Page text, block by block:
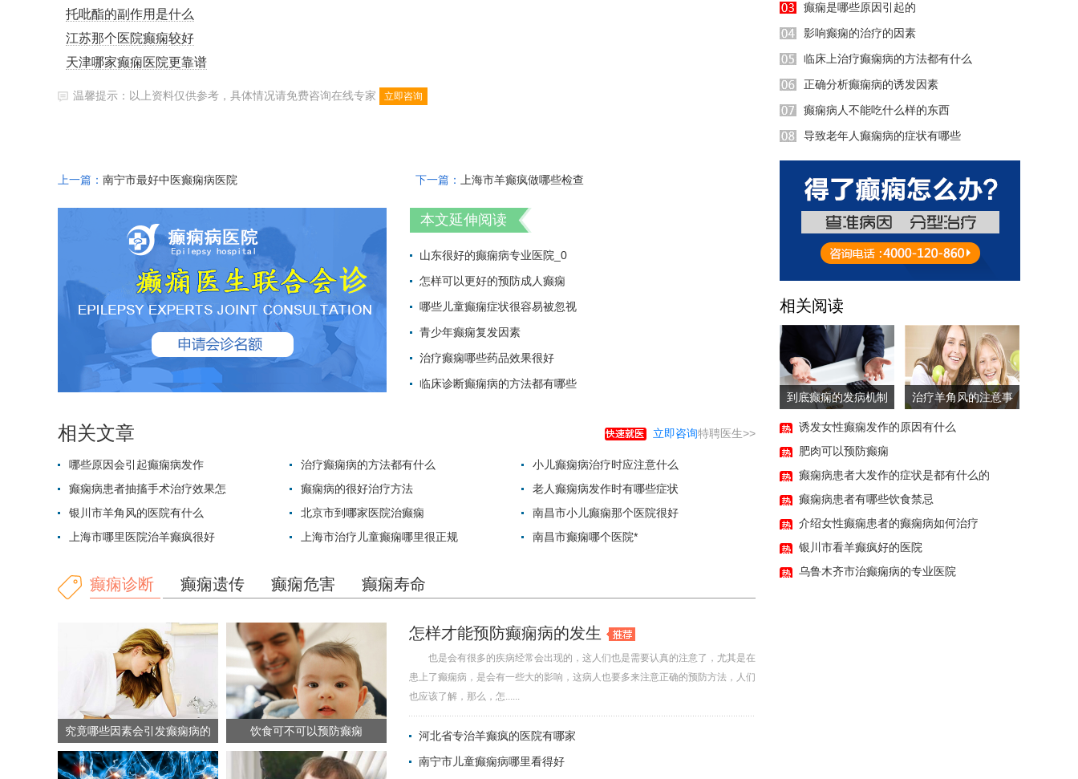
托吡酯的副作用是什么
江苏那个医院癫痫较好
天津哪家癫痫医院更靠谱
温馨提示：以上资料仅供参考，具体情况请免费咨询在线专家 立即咨询
上一篇： 南宁市最好中医癫痫病医院 下一篇： 上海市羊癫疯做哪些检查
本文延伸阅读
山东很好的癫痫病专业医院_0
怎样可以更好的预防成人癫痫
哪些儿童癫痫症状很容易被忽视
青少年癫痫复发因素
治疗癫痫哪些药品效果很好
临床诊断癫痫病的方法都有哪些
相关文章 立即咨询特聘医生>>
哪些原因会引起癫痫病发作 治疗癫痫病的方法都有什么
小儿癫痫病治疗时应注意什么
癫痫病患者抽搐手术治疗效果怎
癫痫病的很好治疗方法
老人癫痫病发作时有哪些症状
银川市羊角风的医院有什么
北京市到哪家医院治癫痫
南昌市小儿癫痫那个医院很好
上海市哪里医院治羊癫疯很好
上海市治疗儿童癫痫哪里很正规 南昌市癫痫哪个医院*
癫痫诊断 癫痫遗传 癫痫危害 癫痫寿命
究竟哪些因素会引发癫痫病的
发
饮食可不可以预防癫痫
怎样才能预防癫痫病的发生
也是会有很多的疾病经常会出现的，这人们也是需要认真的注意了，尤其是在
患上了癫痫病，是会有一些大的影响，这病人也要多来注意正确的预防方法，人们
也应该了解，那么，怎......
河北省专治羊癫疯的医院有哪家
南宁市儿童癫痫病哪里看得好
癫痫是哪些原因引起的
影响癫痫的治疗的因素
临床上治疗癫痫病的方法都有什么
正确分析癫痫病的诱发因素
癫痫病人不能吃什么样的东西
导致老年人癫痫病的症状有哪些
相关阅读
到底癫痫的发病机制
治疗羊角风的注意事
诱发女性癫痫发作的原因有什么
肥肉可以预防癫痫
癫痫病患者大发作的症状是都有什么的
癫痫病患者有哪些饮食禁忌
介绍女性癫痫患者的癫痫病如何治疗
银川市看羊癫疯好的医院
乌鲁木齐市治癫痫病的专业医院